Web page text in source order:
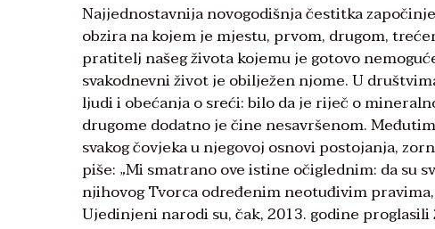
Najjednostavnija novogodišnja čestitka
obzira na kojem je mjestu, prvom, drugom,
pratitelj našeg života kojemu je gotovo
svakodnevni život je obilježen njome. U
ljudi i obećanja o sreći: bilo da je riječ o
drugome dodatno je čine nesavršenom.
svakog čovjeka u njegovoj osnovi postojanja,
piše: „Mi smatrano ove istine očiglednim: da su
njihovog Tvorca određenim neotuđivim
Ujedinjeni narodi su, čak, 2013. godine